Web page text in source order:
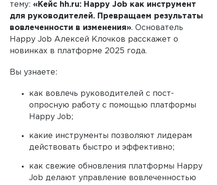
Любые внешние и внутренние исследования
тему: «Кейс hh.ru: Happy Job как инструмент
для руководителей. Превращаем результаты
вовлеченности в изменения». Основатель
Happy Job Алексей Клочков расскажет о
новинках в платформе 2025 года.
Вы узнаете:
как вовлечь руководителей с пост-
опросную работу с помощью платформы
Happy Job;
какие инструменты позволяют лидерам
действовать быстро и эффективно;
как свежие обновления платформы Happy
Job делают управление вовлеченностью